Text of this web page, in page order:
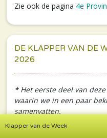
Klapper van de Week
Zie ook de pagina 4e
DE KLAPPER VAN DE
2026
* Het eerste deel van
waarin we in een paar
samenvatten.